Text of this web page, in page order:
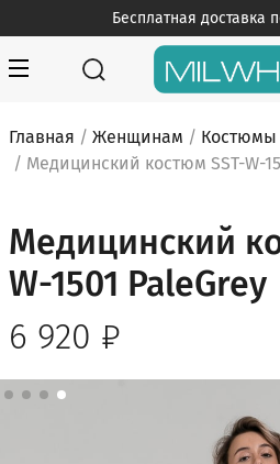
to
content
Бесплатная доставка
MILWHITE — интернет
Главная / Женщинам / Костюмы
/ Медицинский костюм SST-W-
Медицинский
W-1501 PaleGrey
6 920 ₽